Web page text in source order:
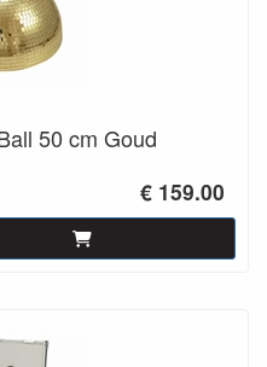
50 cm Goud
€ 159.00